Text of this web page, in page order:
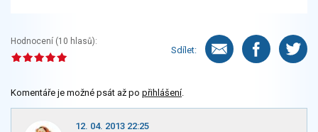
Hodnocení (10 hlasů):
Sdílet:
Komentáře je možné psát až po přihlášení.
12. 04. 2013 22:25